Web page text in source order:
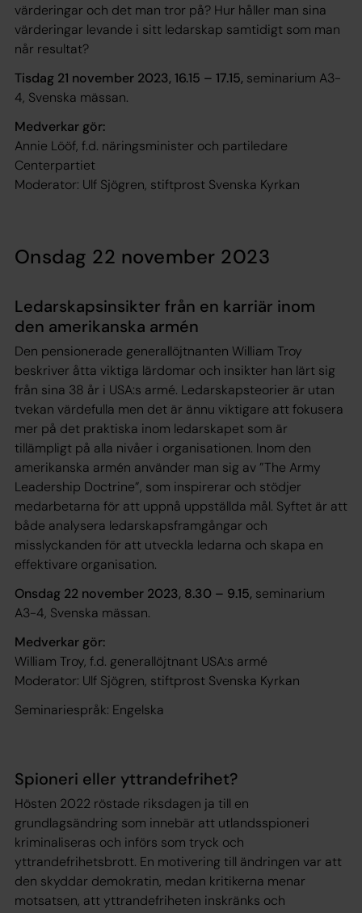
värderingar och det man tror på? Hur håller man sina
värderingar levande i sitt ledarskap samtidigt som man
når resultat?
Tisdag 21 november 2023, 16.15 – 17.15, seminarium A3-
4, Svenska mässan.
Medverkar gör:
Annie Lööf, f.d. näringsminister och partiledare
Centerpartiet
Moderator: Ulf Sjögren, stiftprost Svenska Kyrkan
Onsdag 22 november 2023
Ledarskapsinsikter från en karriär inom
den amerikanska armén
Den pensionerade generallöjtnanten William Troy
beskriver åtta viktiga lärdomar och insikter han lärt sig
från sina 38 år i USA:s armé. Ledarskapsteorier är utan
tvekan värdefulla men det är ännu viktigare att fokusera
mer på det praktiska inom ledarskapet som är
tillämpligt på alla nivåer i organisationen. Inom den
amerikanska armén använder man sig av ”The Army
Leadership Doctrine”, som inspirerar och stödjer
medarbetarna för att uppnå uppställda mål. Syftet är att
både analysera ledarskapsframgångar och
misslyckanden för att utveckla ledarna och skapa en
effektivare organisation.
Onsdag 22 november 2023, 8.30 – 9.15, seminarium
A3-4, Svenska mässan.
Medverkar gör:
William Troy, f.d. generallöjtnant USA:s armé
Moderator: Ulf Sjögren, stiftprost Svenska Kyrkan
Seminariespråk: Engelska
Spioneri eller yttrandefrihet?
Hösten 2022 röstade riksdagen ja till en
grundlagsändring som innebär att utlandsspioneri
kriminaliseras och införs som tryck och
yttrandefrihetsbrott. En motivering till ändringen var att
den skyddar demokratin, medan kritikerna menar
motsatsen, att yttrandefriheten inskränks och